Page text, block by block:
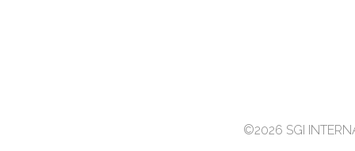
©2026 SGI